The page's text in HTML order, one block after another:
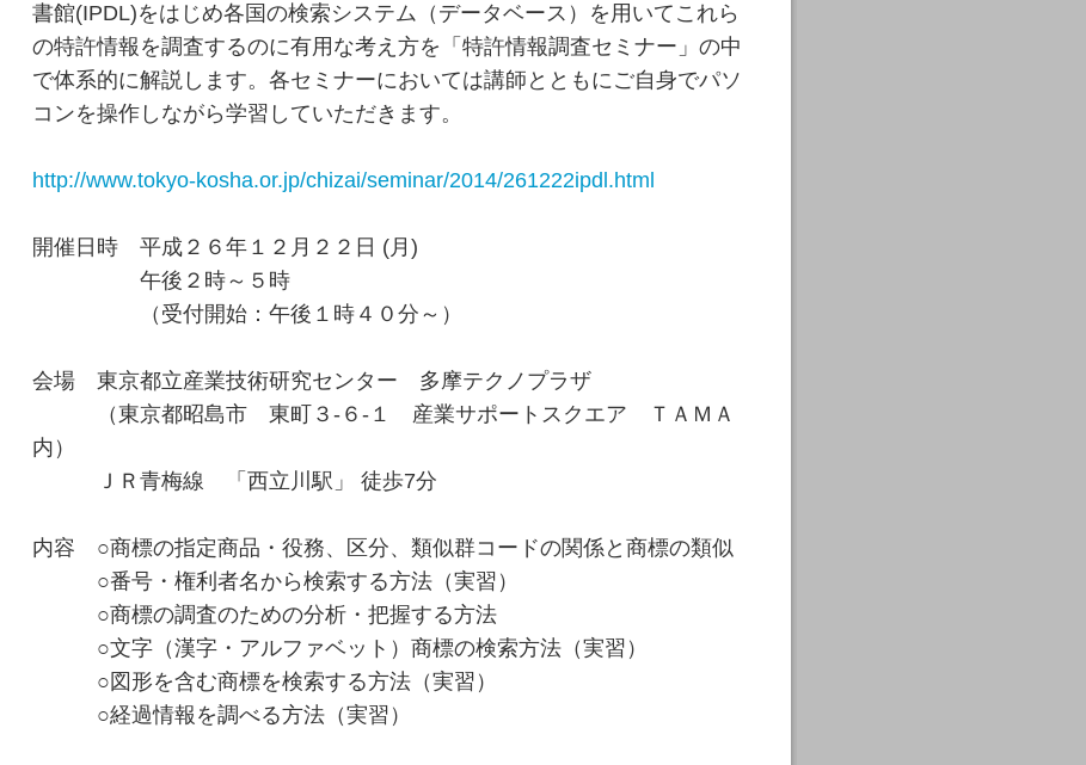
書館(IPDL)をはじめ各国の検索システム（データベース）を用いてこれら
の特許情報を調査するのに有用な考え方を「特許情報調査セミナー」の中
で体系的に解説します。各セミナーにおいては講師とともにご自身でパソ
コンを操作しながら学習していただきます。
http://www.tokyo-kosha.or.jp/chizai/seminar/2014/261222ipdl.html
開催日時 平成２６年１２月２２日 (月)
午後２時～５時
（受付開始：午後１時４０分～）
会場 東京都立産業技術研究センター 多摩テクノプラザ
（東京都昭島市 東町３-６-１ 産業サポートスクエア ＴＡＭＡ
内）
ＪＲ青梅線 「西立川駅」 徒歩7分
内容 ○商標の指定商品・役務、区分、類似群コードの関係と商標の類似
○番号・権利者名から検索する方法（実習）
○商標の調査のための分析・把握する方法
○文字（漢字・アルファベット）商標の検索方法（実習）
○図形を含む商標を検索する方法（実習）
○経過情報を調べる方法（実習）